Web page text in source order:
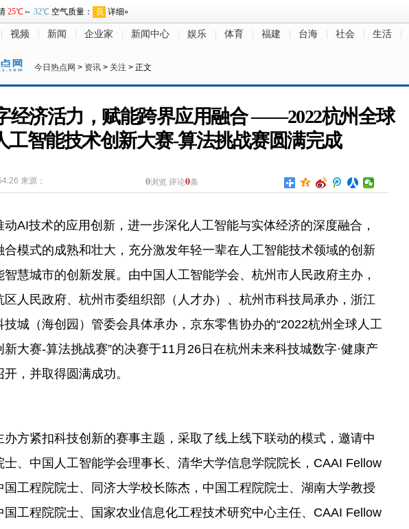
视频 新闻 企业家 新闻中心 娱乐 体育 福建 台海 社会 生活
今日热点网 > 资讯 > 关注 > 正文
经济活力，赋能跨界应用融合 ——2022杭州全球
工智能技术创新大赛-算法挑战赛圆满完成
来源： 0浏览 评论0条
动AI技术的应用创新，进一步深化人工智能与实体经济的深度融合，
合模式的成熟和壮大，充分激发年轻一辈在人工智能技术领域的创新
智慧城市的创新发展。由中国人工智能学会、杭州市人民政府主办，
区人民政府、杭州市委组织部（人才办）、杭州市科技局承办，浙江
技城（海创园）管委会具体承办，京东零售协办的“2022杭州全球人工
新大赛-算法挑战赛”的决赛于11月26日在杭州未来科技城数字·健康产
，并取得圆满成功。
办方紧扣科技创新的赛事主题，采取了线上线下联动的模式，邀请中
士、中国人工智能学会理事长、清华大学信息学院院长，CAAI Fellow
国工程院院士、同济大学校长陈杰，中国工程院院士、湖南大学教授
国工程院院士、国家农业信息化工程技术研究中心主任、CAAI Fellow